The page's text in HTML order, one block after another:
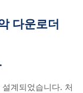
다운로더
계되었습니다. 처